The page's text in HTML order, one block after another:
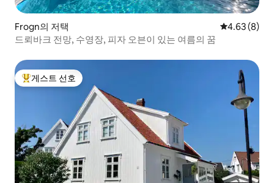
Frogn의 저택 평점 4.63점
4.63 (8)
드뢰바크 전망, 수영장, 피자 오븐이 있는 여름의 꿈
상위 게스트 선호
게스트 선호